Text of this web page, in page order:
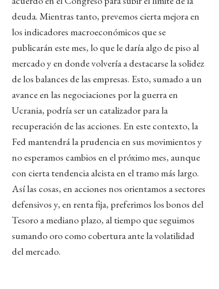
deuda. Mientras tanto, prevemos cierta mejora en
los indicadores macroeconómicos que se
publicarán este mes, lo que le daría algo de piso al
mercado y en donde volvería a destacarse la solidez
de los balances de las empresas. Esto, sumado a un
avance en las negociaciones por la guerra en
Ucrania, podría ser un catalizador para la
recuperación de las acciones. En este contexto, la
Fed mantendrá la prudencia en sus movimientos y
no esperamos cambios en el próximo mes, aunque
con cierta tendencia alcista en el tramo más largo.
Así las cosas, en acciones nos orientamos a sectores
defensivos y, en renta fija, preferimos los bonos del
Tesoro a mediano plazo, al tiempo que seguimos
sumando oro como cobertura ante la volatilidad
del mercado.